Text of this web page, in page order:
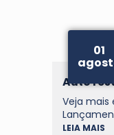
agosto
AutoTeste
Veja mais
LEIA MAIS